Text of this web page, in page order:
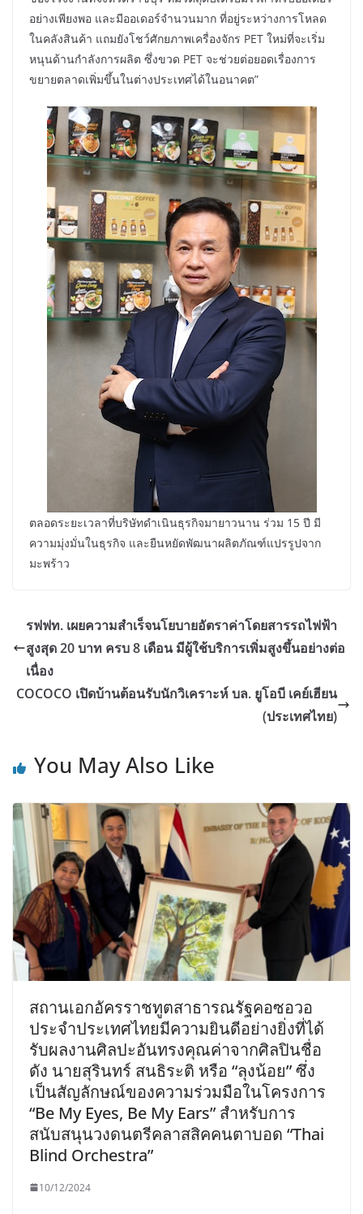
อย่างเพียงพอ และมีออเดอร์จำนวนมาก ที่อยู่ระหว่างการโหลด
ในคลังสินค้า แถมยังโชว์ศักยภาพเครื่องจักร PET ใหม่ที่จะเริ่ม
หนุนด้านกำลังการผลิต ซึ่งขวด PET จะช่วยต่อยอดเรื่องการ
ขยายตลาดเพิ่มขึ้นในต่างประเทศได้ในอนาคต”
ตลอดระยะเวลาที่บริษัทดำเนินธุรกิจมายาวนาน ร่วม 15 ปี มี
ความมุ่งมั่นในธุรกิจ และยืนหยัดพัฒนาผลิตภัณฑ์แปรรูปจาก
มะพร้าว
รฟฟท. เผยความสำเร็จนโยบายอัตราค่าโดยสารรถไฟฟ้า
สูงสุด 20 บาท ครบ 8 เดือน มีผู้ใช้บริการเพิ่มสูงขึ้นอย่างต่อ
เนื่อง
COCOCO เปิดบ้านต้อนรับนักวิเคราะห์ บล. ยูโอบี เคย์เฮียน
(ประเทศไทย)
You May Also Like
สถานเอกอัครราชทูตสาธารณรัฐคอซอวอ
ประจำประเทศไทยมีความยินดีอย่างยิ่งที่ได้
รับผลงานศิลปะอันทรงคุณค่าจากศิลปินชื่อ
ดัง นายสุรินทร์ สนธิระติ หรือ “ลุงน้อย” ซึ่ง
เป็นสัญลักษณ์ของความร่วมมือในโครงการ
“Be My Eyes, Be My Ears” สำหรับการ
สนับสนุนวงดนตรีคลาสสิคคนตาบอด “Thai
Blind Orchestra”
10/12/2024